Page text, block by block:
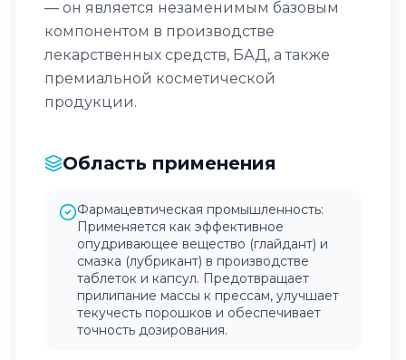
— он является незаменимым базовым
компонентом в производстве
лекарственных средств, БАД, а также
премиальной косметической
продукции.
Область применения
Фармацевтическая промышленность:
Применяется как эффективное
опудривающее вещество (глайдант) и
смазка (лубрикант) в производстве
таблеток и капсул. Предотвращает
прилипание массы к прессам, улучшает
текучесть порошков и обеспечивает
точность дозирования.